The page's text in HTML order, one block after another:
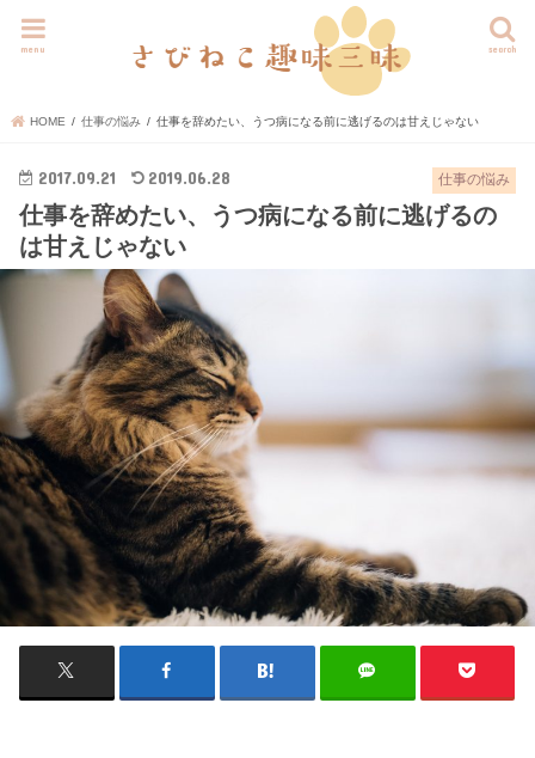
search
menu
HOME 仕事の悩み 仕事を辞めたい、うつ病になる前に逃げるのは甘えじゃない
仕事の悩み
2017.09.21 2019.06.28
仕事を辞めたい、うつ病になる前に逃げるの
は甘えじゃない